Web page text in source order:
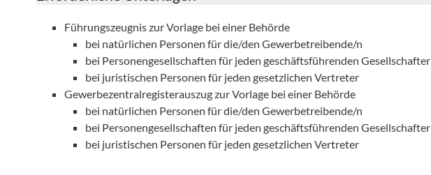
Führungszeugnis zur Vorlage bei einer Behörde
bei natürlichen Personen für die/den Gewerbetreibende/n
bei Personengesellschaften für jeden geschäftsführenden Gesellschafter
bei juristischen Personen für jeden gesetzlichen Vertreter
Gewerbezentralregisterauszug zur Vorlage bei einer Behörde
bei natürlichen Personen für die/den Gewerbetreibende/n
bei Personengesellschaften für jeden geschäftsführenden Gesellschafter
bei juristischen Personen für jeden gesetzlichen Vertreter